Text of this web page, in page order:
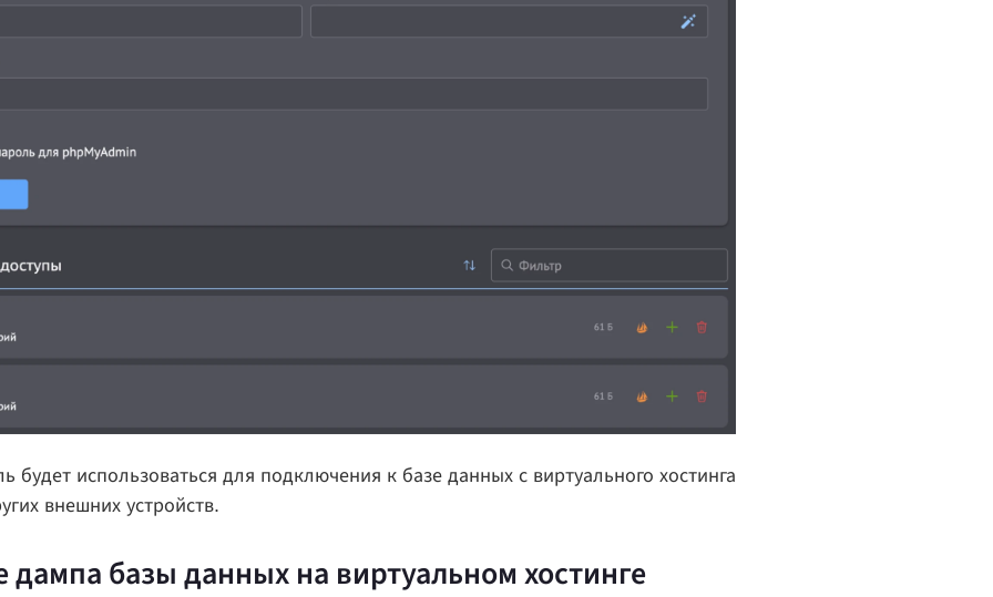
будет использоваться для подключения к базе данных с виртуального хостинга
внешних устройств.
дампа базы данных на виртуальном хостинге